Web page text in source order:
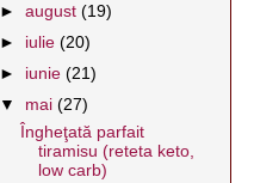
►august(19)
► iulie(20)
► iunie(21)
▼ mai(27)
Îngheţată parfait
tiramisu (reteta keto,
low carb)